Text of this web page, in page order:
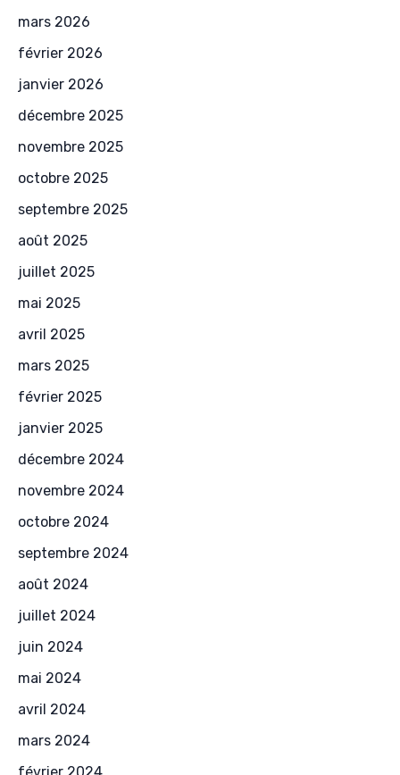
mars 2026
février 2026
janvier 2026
décembre 2025
novembre 2025
octobre 2025
septembre 2025
août 2025
juillet 2025
mai 2025
avril 2025
mars 2025
février 2025
janvier 2025
décembre 2024
novembre 2024
octobre 2024
septembre 2024
août 2024
juillet 2024
juin 2024
mai 2024
avril 2024
mars 2024
février 2024